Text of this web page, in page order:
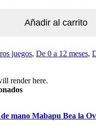
Añadir al carrito
juegos, De 0 a 12 meses,
render here.
mano Mabapu Bea la